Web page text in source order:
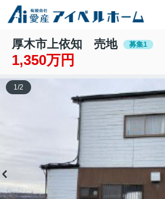
厚木市上依知 売地 募集1
1,350万円
1/2